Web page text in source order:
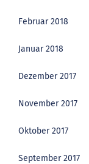
Februar 2018
Januar 2018
Dezember 2017
November 2017
Oktober 2017
September 2017